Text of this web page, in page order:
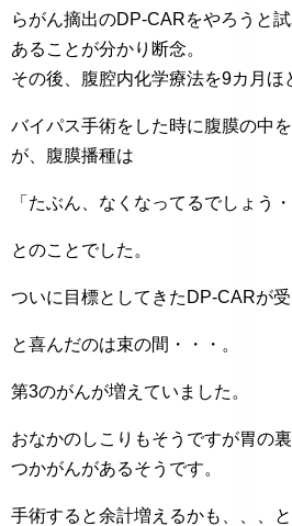
らがん摘出のDP-CARをやろうと
あることが分かり断念。
その後、腹腔内化学療法を9カ月ほ
バイパス手術をした時に腹膜の中
が、腹膜播種は
「たぶん、なくなってるでしょう・
とのことでした。
ついに目標としてきたDP-CARが
と喜んだのは束の間・・・。
第3のがんが増えていました。
おなかのしこりもそうですが胃の
つかがんがあるそうです。
手術すると余計増えるかも、、、